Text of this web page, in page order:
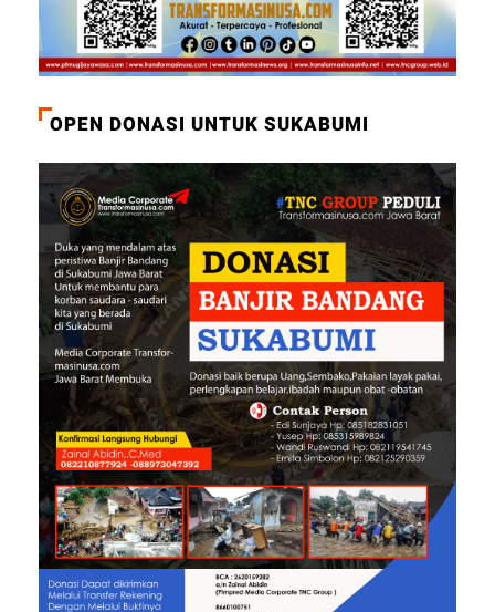
OPEN DONASI UNTUK SUKABUMI